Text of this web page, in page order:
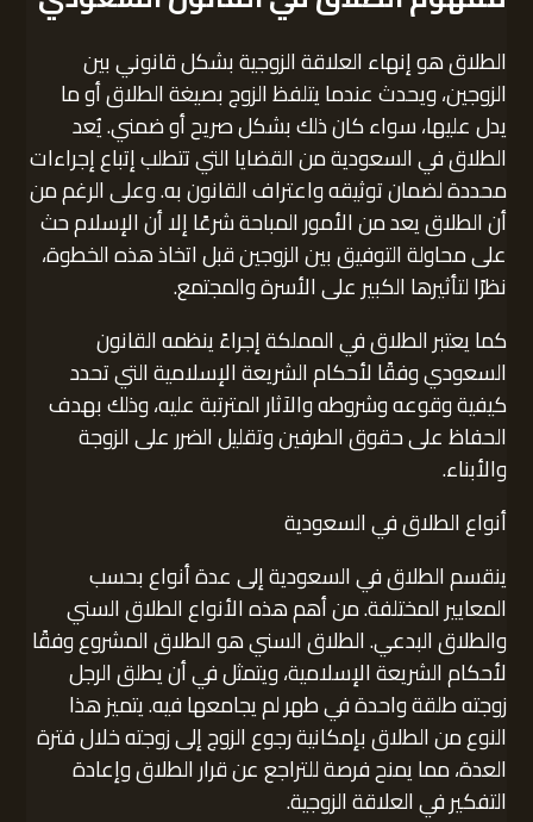
الطلاق هو إنهاء العلاقة الزوجية بشكل قانوني بين
الزوجين، ويحدث عندما يتلفظ الزوج بصيغة الطلاق أو ما
يدل عليها، سواء كان ذلك بشكل صريح أو ضمني. يُعد
الطلاق في السعودية من القضايا التي تتطلب إتباع إجراءات
محددة لضمان توثيقه واعتراف القانون به. وعلى الرغم من
أن الطلاق يعد من الأمور المباحة شرعًا إلا أن الإسلام حث
على محاولة التوفيق بين الزوجين قبل اتخاذ هذه الخطوة،
نظرًا لتأثيرها الكبير على الأسرة والمجتمع.
كما يعتبر الطلاق في المملكة إجراءً ينظمه القانون
السعودي وفقًا لأحكام الشريعة الإسلامية التي تحدد
كيفية وقوعه وشروطه والآثار المترتبة عليه، وذلك بهدف
الحفاظ على حقوق الطرفين وتقليل الضرر على الزوجة
والأبناء.
أنواع الطلاق في السعودية
ينقسم الطلاق في السعودية إلى عدة أنواع بحسب
المعايير المختلفة. من أهم هذه الأنواع الطلاق السني
والطلاق البدعي. الطلاق السني هو الطلاق المشروع وفقًا
لأحكام الشريعة الإسلامية، ويتمثل في أن يطلق الرجل
زوجته طلقة واحدة في طهر لم يجامعها فيه. يتميز هذا
النوع من الطلاق بإمكانية رجوع الزوج إلى زوجته خلال فترة
العدة، مما يمنح فرصة للتراجع عن قرار الطلاق وإعادة
التفكير في العلاقة الزوجية.